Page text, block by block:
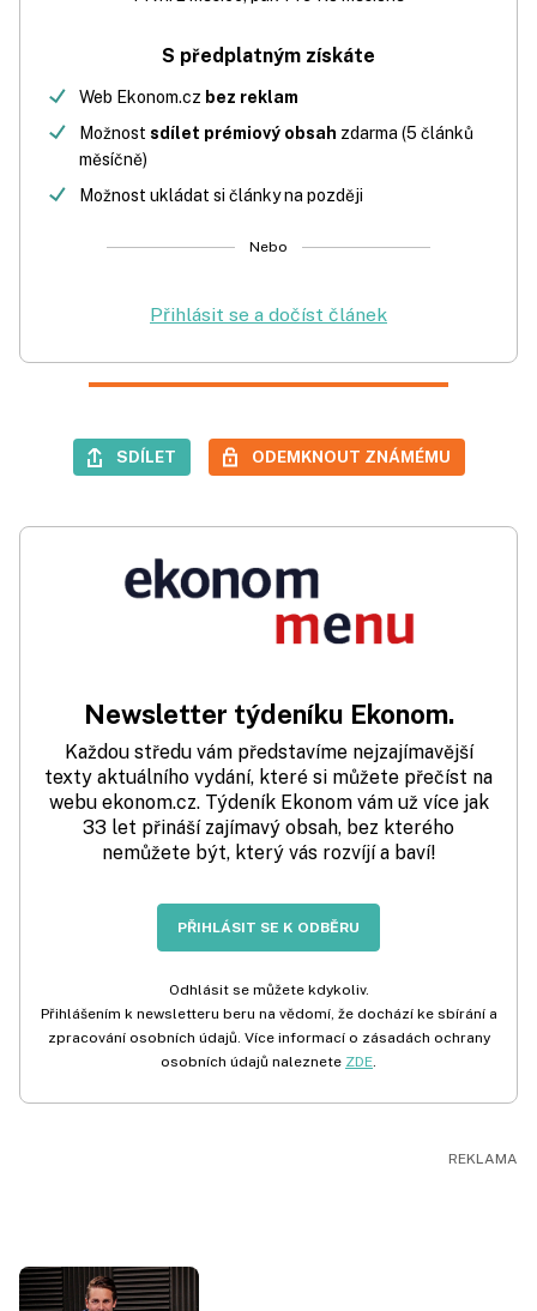
S předplatným získáte
Web Ekonom.cz bez reklam
Možnost sdílet prémiový obsah zdarma (5 článků
měsíčně)
Možnost ukládat si články na později
Nebo
Přihlásit se a dočíst článek
SDÍLET ODEMKNOUT ZNÁMÉMU
Newsletter týdeníku Ekonom.
Každou středu vám představíme nejzajímavější
texty aktuálního vydání, které si můžete přečíst na
webu ekonom.cz. Týdeník Ekonom vám už více jak
33 let přináší zajímavý obsah, bez kterého
nemůžete být, který vás rozvíjí a baví!
PŘIHLÁSIT SE K ODBĚRU
Odhlásit se můžete kdykoliv.
Přihlášením k newsletteru beru na vědomí, že dochází ke sbírání a
zpracování osobních údajů. Více informací o zásadách ochrany
osobních údajů naleznete ZDE.